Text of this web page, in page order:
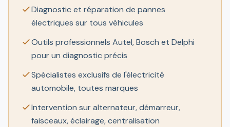
Diagnostic et réparation de pannes
électriques sur tous véhicules
Outils professionnels Autel, Bosch et Delphi
pour un diagnostic précis
Spécialistes exclusifs de l'électricité
automobile, toutes marques
Intervention sur alternateur, démarreur,
faisceaux, éclairage, centralisation